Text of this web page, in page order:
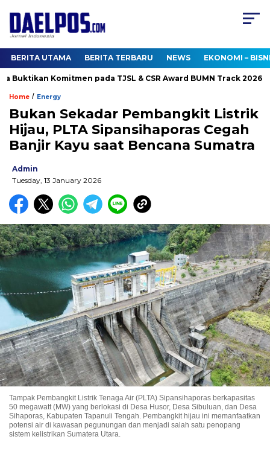
BERITA UTAMA BERITA TERBARU NEWS EKONOMI –
Komitmen pada TJSL & CSR Award BUMN Track 2026
Home / Energy
Bukan Sekadar Pembangkit Listrik
Hijau, PLTA Sipansihaporas Cegah
Banjir Kayu saat Bencana Sumatra
Admin
Tuesday, 13 January 2026
Tampak Pembangkit Listrik Tenaga Air (PLTA) Sipansihaporas berkapasitas
50 megawatt (MW) yang berlokasi di Desa Husor, Desa Sibuluan, dan Desa
Sihaporas, Kabupaten Tapanuli Tengah. Pembangkit hijau ini memanfaatkan
potensi air di kawasan pegunungan dan menjadi salah satu penopang
sistem kelistrikan Sumatera Utara.